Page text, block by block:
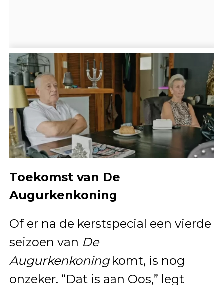
Toekomst van De
Augurkenkoning
Of er na de kerstspecial een vierde
seizoen van De
Augurkenkoningkomt, is nog
onzeker. “Dat is aan Oos,” legt